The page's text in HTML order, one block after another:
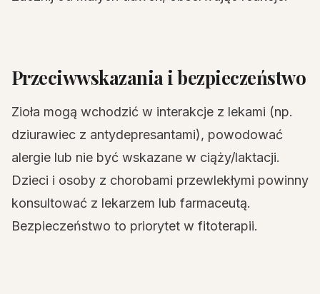
Przeciwwskazania i bezpieczeństwo
Zioła mogą wchodzić w interakcje z lekami (np.
dziurawiec z antydepresantami), powodować
alergie lub nie być wskazane w ciąży/laktacji.
Dzieci i osoby z chorobami przewlekłymi powinny
konsultować z lekarzem lub farmaceutą.
Bezpieczeństwo to priorytet w fitoterapii.